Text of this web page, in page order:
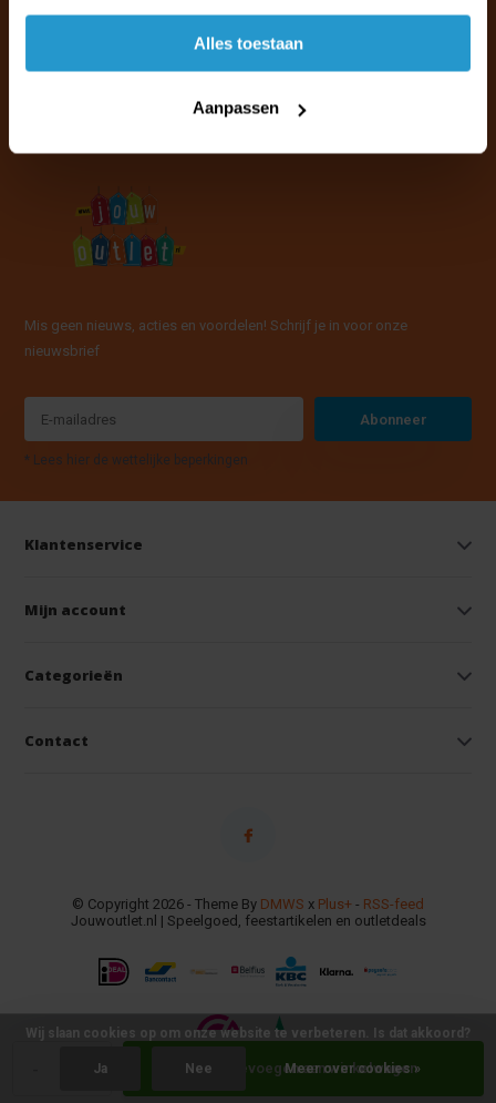
accepteren.
Alles toestaan
Aanpassen
+ Toevoegen aan winkelwagen
Naar de klantenservice & FAQ
info@jouwoutlet.nl
Mis geen nieuws, acties en voordelen! Schrijf je in voor onze
nieuwsbrief
Abonneer
* Lees hier de wettelijke beperkingen
Klantenservice
Mijn account
Categorieën
Contact
© Copyright 2026 - Theme By DMWS x Plus+ - RSS-feed
Jouwoutlet.nl | Speelgoed, feestartikelen en outletdeals
Wij slaan cookies op om onze website te verbeteren. Is dat akkoord?
Ja Nee Meer over cookies »